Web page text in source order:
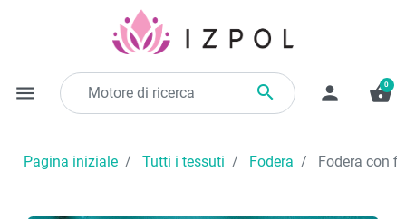
menu  person shopping_basket
0
Pagina iniziale Tutti i tessuti Fodera Fodera con